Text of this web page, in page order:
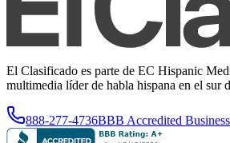
El Clasificado es parte de EC Hispanic
multimedia líder de habla hispana en el sur
888-277-4736BBB Accredited Business